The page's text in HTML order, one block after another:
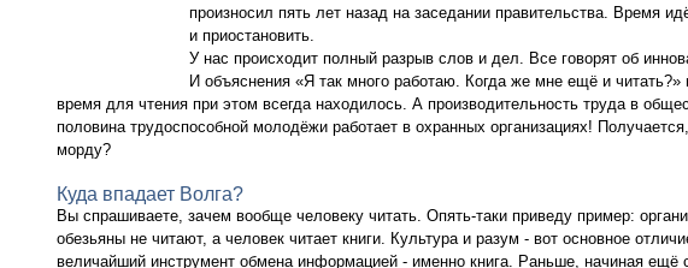
произносил пять лет назад на заседании правительства. Время
и приостановить.
У нас происходит полный разрыв слов и дел. Все говорят об
И объяснения «Я так много работаю. Когда же мне ещё и
время для чтения при этом всегда находилось. А производительность труда в
половина трудоспособной молодёжи работает в охранных организациях!
морду?
Куда впадает Волга?
Вы спрашиваете, зачем вообще человеку читать. Опять-таки приведу пример:
обезьяны не читают, а человек читает книги. Культура и разум - вот основное
величайший инструмент обмена информацией - именно книга. Раньше, начиная